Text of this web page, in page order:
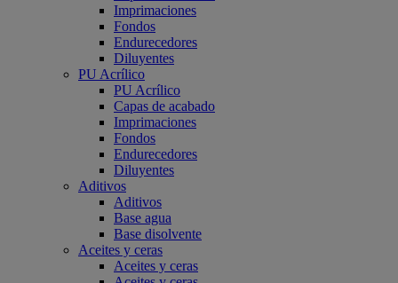
Imprimaciones
Fondos
Endurecedores
Diluyentes
PU Acrílico
PU Acrílico
Capas de acabado
Imprimaciones
Fondos
Endurecedores
Diluyentes
Aditivos
Aditivos
Base agua
Base disolvente
Aceites y ceras
Aceites y ceras